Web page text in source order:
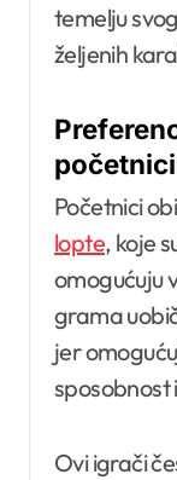
temelju
željenih
Početnici
lopte, koje
omogućuju
grama
jer
sposobnost
Ovi igrači